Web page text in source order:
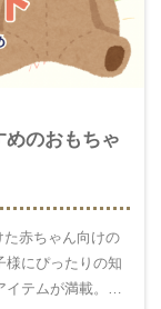
のおもちゃ
赤ちゃん向けの
様にぴったりの知
イテムが満載。選